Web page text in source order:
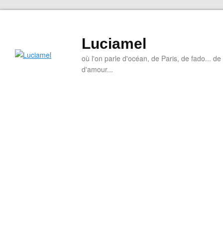
Luciamel
où l'on parle d'océan, de Paris, de fado...
d'amour...